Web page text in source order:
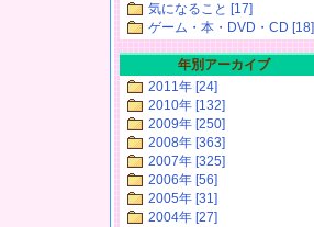
気になること [17]
ゲーム・本・DVD・CD [18]
年別アーカイブ
2011年 [24]
2010年 [132]
2009年 [250]
2008年 [363]
2007年 [325]
2006年 [56]
2005年 [31]
2004年 [27]